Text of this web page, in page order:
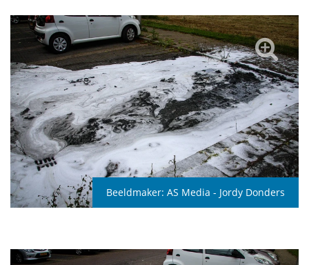
Beeldmaker: AS Media - Jordy Donders